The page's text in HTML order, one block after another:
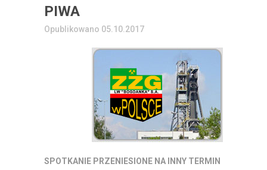
PIWA
Opublikowano 05.10.2017
SPOTKANIE PRZENIESIONE NA INNY TERMIN